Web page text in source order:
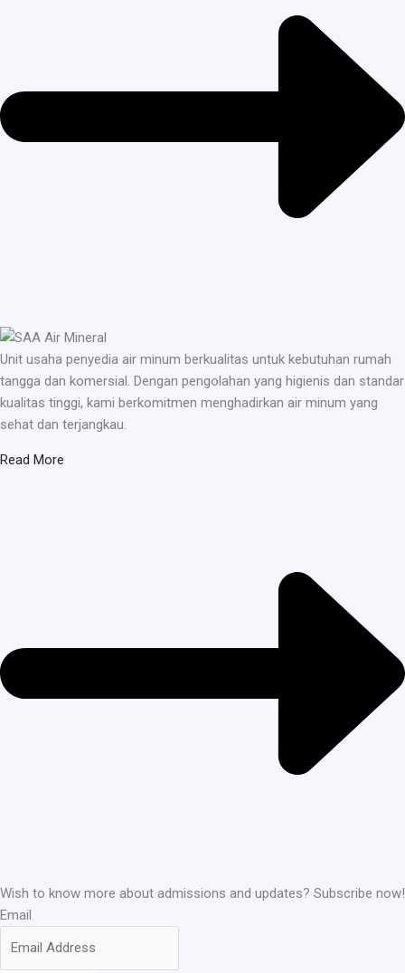
Unit usaha penyedia air minum berkualitas untuk kebutuhan rumah
tangga dan komersial. Dengan pengolahan yang higienis dan standar
kualitas tinggi, kami berkomitmen menghadirkan air minum yang
sehat dan terjangkau.
Read More
Wish to know more about admissions and updates? Subscribe now!
Email